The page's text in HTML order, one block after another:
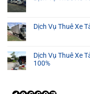
Thơ
Kết
100%
Dịch Vụ Thuê Xe
Dịch Vụ Thuê Xe
100%